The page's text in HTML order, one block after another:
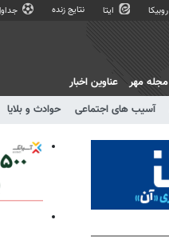
روبیکا ایتا نتایج زنده
آسیب های اجتماعی حوادث و بلایا
مجله مهر عناوین اخبار